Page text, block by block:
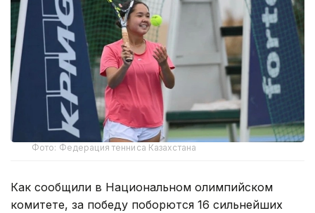
Фото: Федерация тенниса Казахстана
Как сообщили в Национальном олимпийском
комитете, за победу поборются 16 сильнейших